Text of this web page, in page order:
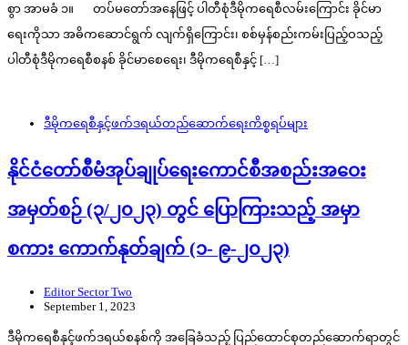
စွာ အာမခံ ၁။ တပ်မတော်အနေဖြင့် ပါတီစုံဒီမိုကရေစီလမ်းကြောင်း ခိုင်မာ
ရေးကိုသာ အဓိကဆောင်ရွက် လျက်ရှိကြောင်း၊ စစ်မှန်စည်းကမ်းပြည့်ဝသည့်
ပါတီစုံဒီမိုကရေစီစနစ် ခိုင်မာစေရေး၊ ဒီမိုကရေစီနှင့် […]
ဒီမိုကရေစီနှင့်ဖက်ဒရယ်တည်ဆောက်‌ရေးကိစ္စရပ်များ
နိုင်ငံတော်စီမံအုပ်ချုပ်ရေးကောင်စီအစည်းအဝေး
အမှတ်စဉ် (၃/၂၀၂၃) တွင် ပြောကြားသည့် အမှာ
စကား ကောက်နုတ်ချက် (၁- ၉-၂၀၂၃)
Editor Sector Two
September 1, 2023
ဒီမိုကရေစီနှင့်ဖက်ဒရယ်စနစ်ကို အခြေခံသည့် ပြည်ထောင်စုတည်ဆောက်ရာတွင်